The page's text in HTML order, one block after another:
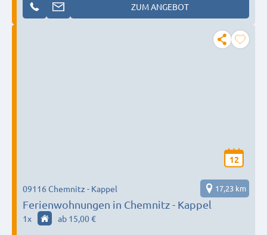
ZUM ANGEBOT
12
Ferienwohnungen in Chemnitz - Kappel
09116 Chemnitz - Kappel 17,23 km
1x ab 15,00 €